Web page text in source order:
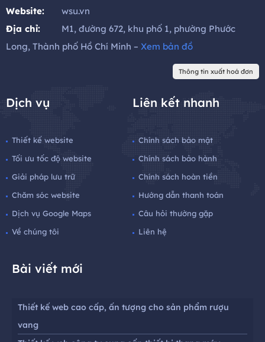
Website:
wsu.vn
Địa chỉ:
M1, đường 672, khu phố 1, phường Phước
Long, Thành phố Hồ Chí Minh – Xem bản đồ
Thông tin xuất hoá đơn
Dịch vụ
Thiết kế website
Tối ưu tốc độ website
Giải pháp lưu trữ
Chăm sóc website
Dịch vụ Google Maps
Về chúng tôi
Liên kết nhanh
Chính sách bảo mật
Chính sách bảo hành
Chính sách hoàn tiền
Hướng dẫn thanh toán
Câu hỏi thường gặp
Liên hệ
Bài viết mới
Thiết kế web cao cấp, ấn tượng cho sản phẩm rượu
vang